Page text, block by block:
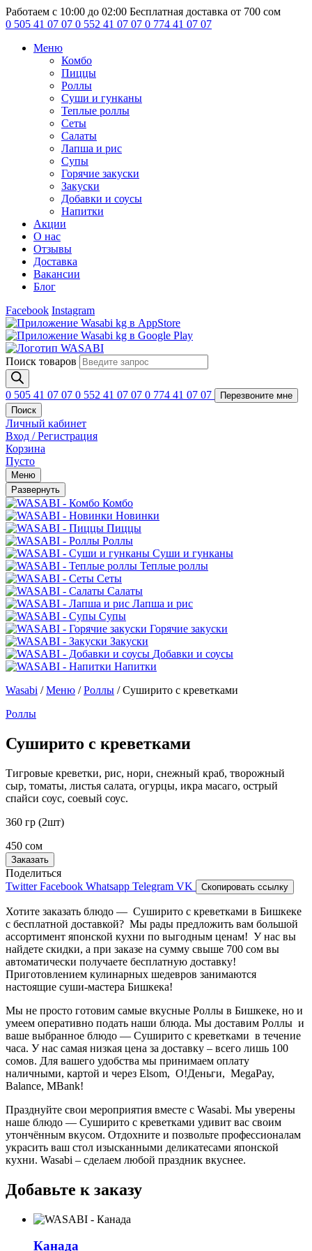
Работаем с 10:00 до 02:00 Бесплатная доставка от 700 сом
0 505 41 07 07 0 552 41 07 07 0 774 41 07 07
Меню
Комбо
Пиццы
Роллы
Суши и гунканы
Теплые роллы
Сеты
Салаты
Лапша и рис
Супы
Горячие закуски
Закуски
Добавки и соусы
Напитки
Акции
О нас
Отзывы
Доставка
Вакансии
Блог
Facebook Instagram
Поиск товаров
0 505 41 07 07 0 552 41 07 07 0 774 41 07 07
Перезвоните мне
Поиск
Личный кабинет
Вход / Регистрация
Корзина
Пусто
Меню
Развернуть
Комбо
Новинки
Пиццы
Роллы
Суши и гунканы
Теплые роллы
Сеты
Салаты
Лапша и рис
Супы
Горячие закуски
Закуски
Добавки и соусы
Напитки
Wasabi /Меню /Роллы /Суширито с креветками
Роллы
Суширито с креветками
Тигровые креветки, рис, нори, снежный краб, творожный
сыр, томаты, листья салата, огурцы, икра масаго, острый
спайси соус, соевый соус.
360 гр (2шт)
450 сом
Заказать
Поделиться
Twitter Facebook Whatsapp Telegram VK Скопировать ссылку
Хотите заказать блюдо — Суширито с креветками в Бишкеке
с бесплатной доставкой? Мы рады предложить вам большой
ассортимент японской кухни по выгодным ценам! У нас вы
найдете скидки, а при заказе на сумму свыше 700 сом вы
автоматически получаете бесплатную доставку!
Приготовлением кулинарных шедевров занимаются
настоящие суши-мастера Бишкека!
Мы не просто готовим самые вкусные Роллы в Бишкеке, но и
умеем оперативно подать наши блюда. Мы доставим Роллы и
ваше выбранное блюдо — Суширито с креветками в течение
часа. У нас самая низкая цена за доставку – всего лишь 100
сомов. Для вашего удобства мы принимаем оплату
наличными, картой и через Elsom, О!Деньги, MegaPay,
Balance, MBank!
Празднуйте свои мероприятия вместе с Wasabi. Мы уверены
наше блюдо — Суширито с креветками удивит вас своим
утончённым вкусом. Отдохните и позвольте профессионалам
украсить ваш стол изысканными деликатесами японской
кухни. Wasabi – сделаем любой праздник вкуснее.
Добавьте к заказу
Канада